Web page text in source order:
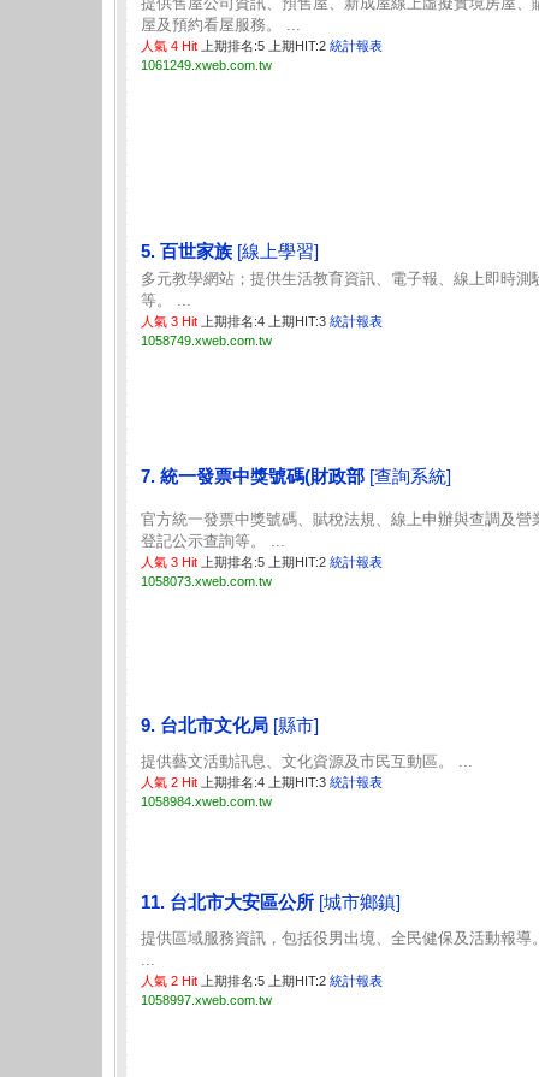
屋及預約看屋服務。 ...
人氣 4 Hit 上期排名:5 上期HIT:2 統計報表
1061249.xweb.com.tw
5. 百世家族 [線上學習]
多元教學網站；提供生活教育資訊、電子報、線上即時測
等。 ...
人氣 3 Hit 上期排名:4 上期HIT:3 統計報表
1058749.xweb.com.tw
7. 統一發票中獎號碼(財政部 [查詢系統]
官方統一發票中獎號碼、賦稅法規、線上申辦與查調及營
登記公示查詢等。 ...
人氣 3 Hit 上期排名:5 上期HIT:2 統計報表
1058073.xweb.com.tw
9. 台北市文化局 [縣市]
提供藝文活動訊息、文化資源及市民互動區。 ...
人氣 2 Hit 上期排名:4 上期HIT:3 統計報表
1058984.xweb.com.tw
11. 台北市大安區公所 [城市鄉鎮]
提供區域服務資訊，包括役男出境、全民健保及活動報導
...
人氣 2 Hit 上期排名:5 上期HIT:2 統計報表
1058997.xweb.com.tw